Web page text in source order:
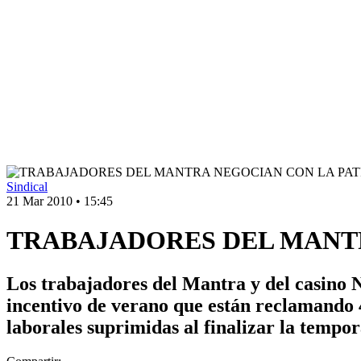
Sindical
21 Mar 2010 • 15:45
TRABAJADORES DEL
Los trabajadores del Mantra y del casino
incentivo de verano que están
laborales suprimidas al finalizar la